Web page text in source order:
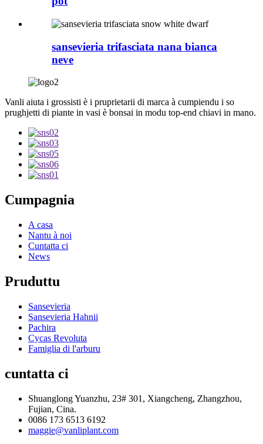
sansevieria trifasciata nana bianca
neve
Vanli aiuta i grossisti è i pruprietarii di marca à cumpiendu i so
prughjetti di piante in vasi è bonsai in modu top-end chiavi in ​​mano.
Cumpagnia
A casa
Nantu à noi
Cuntatta ci
News
Pruduttu
Sansevieria
Sansevieria Hahnii
Pachira
Cycas Revoluta
Famiglia di l'arburu
cuntatta ci
Shuanglong Yuanzhu, 23# 301, Xiangcheng, Zhangzhou,
Fujian, Cina.
0086 173 6513 6192
maggie@vanliplant.com